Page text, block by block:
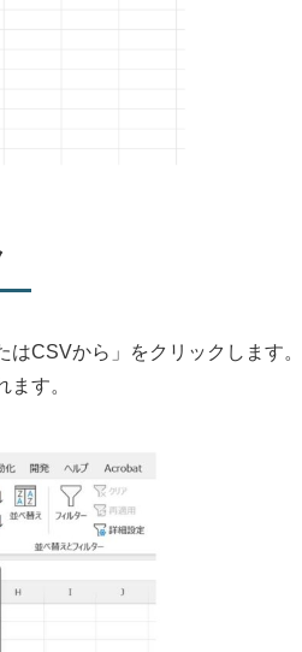
CSVから」をクリックします。
す。